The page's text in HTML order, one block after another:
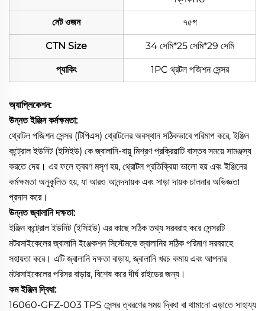
নেট ওজন ৭৫গ
CTN Size 34 সেমি*25 সেমি*29 সেমি
প্যাকিং 1PC থ্রটল পজিশন সেন্সর
অ্যাপ্লিকেশন:
উন্নত ইঞ্জিন কর্মক্ষমতা:
থ্রোটল পজিশন সেন্সর (টিপিএস) থ্রোটলের অবস্থান সঠিকভাবে পরিমাপ করে, ইঞ্জিন
কন্ট্রোল ইউনিট (ইসিইউ) কে জ্বালানি-বায়ু মিশ্রণ প্রক্রিয়াটি বাস্তব সময়ে সামঞ্জস্য
করতে দেয়। এর ফলে ত্বরণ মসৃণ হয়, থ্রোটল প্রতিক্রিয়া ভালো হয় এবং ইঞ্জিনের
কর্মক্ষমতা অনুকূলিত হয়, যা আরও আনন্দদায়ক এবং সাড়া দায়ক চালনার অভিজ্ঞতা
প্রদান করে।
উন্নত জ্বালানি দক্ষতা:
ইঞ্জিন কন্ট্রোল ইউনিট (ইসিইউ) এর কাছে সঠিক তথ্য সরবরাহ করে সেন্সরটি
মটরসাইকেলের জ্বালানি ইঞ্জেকশন সিস্টেমকে জ্বালানির সঠিক পরিমাণ সরবরাহে
সহায়তা করে। এটি জ্বালানি দক্ষতা বাড়ায়, জ্বালানি খরচ কমায় এবং আপনার
মটরসাইকেলের পরিসর বাড়ায়, বিশেষ করে দীর্ঘ রাইডের জন্য।
কম ইঞ্জিন দ্বিধা:
16060-GFZ-003 TPS সেন্সর ত্বরণের সময় দ্বিধা বা থামানো এড়াতে সাহায্য